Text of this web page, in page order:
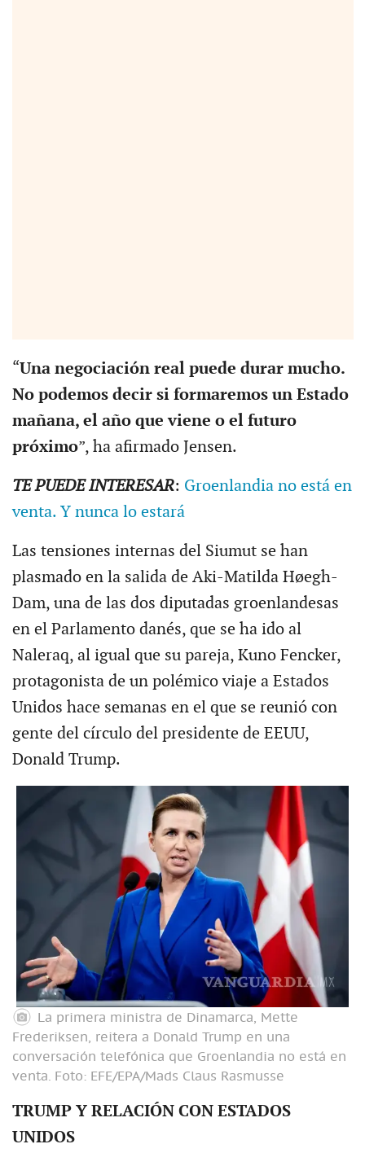
“Una negociación real puede durar mucho.
No podemos decir si formaremos un Estado
mañana, el año que viene o el futuro
próximo”, ha afirmado Jensen.
TE PUEDE INTERESAR: Groenlandia no está en
venta. Y nunca lo estará
Las tensiones internas del Siumut se han
plasmado en la salida de Aki-Matilda Høegh-
Dam, una de las dos diputadas groenlandesas
en el Parlamento danés, que se ha ido al
Naleraq, al igual que su pareja, Kuno Fencker,
protagonista de un polémico viaje a Estados
Unidos hace semanas en el que se reunió con
gente del círculo del presidente de EEUU,
Donald Trump.
La primera ministra de Dinamarca, Mette
Frederiksen, reitera a Donald Trump en una
conversación telefónica que Groenlandia no está en
venta. Foto: EFE/EPA/Mads Claus Rasmusse
TRUMP Y RELACIÓN CON ESTADOS
UNIDOS